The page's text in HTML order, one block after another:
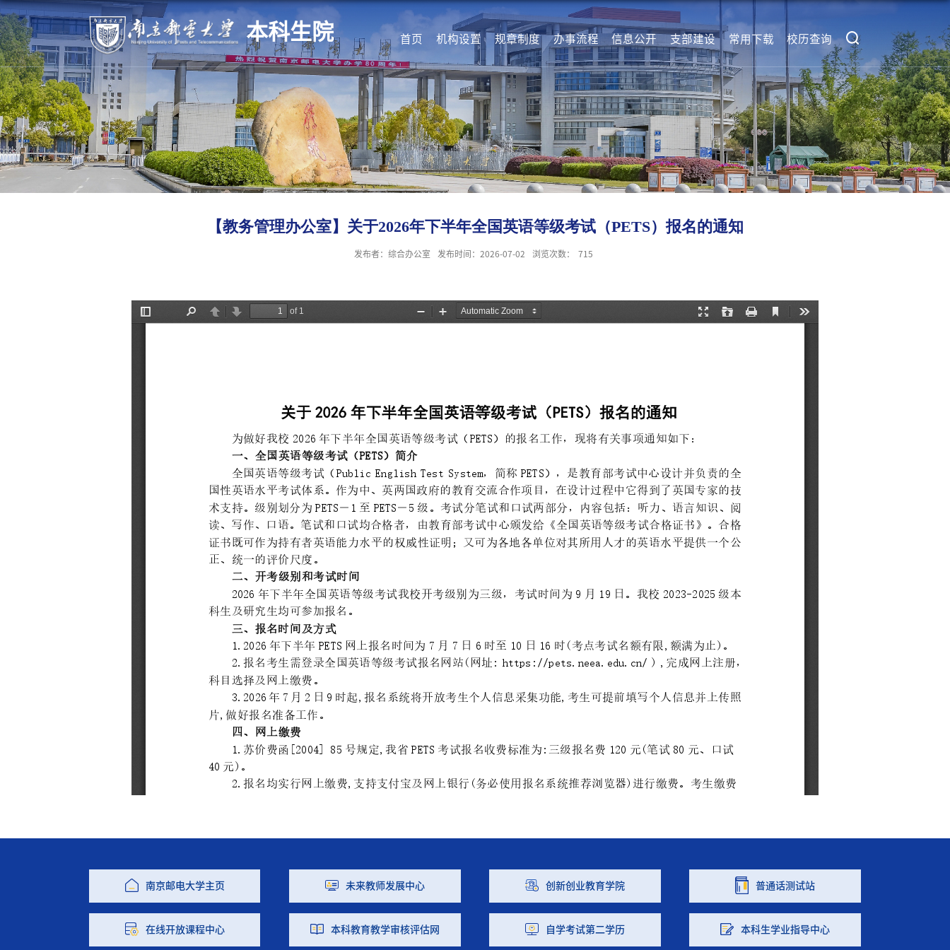
本科生院 首页 机构设置 规章制度 办事流程 信息公开 支部建设 常用下载 校历查询
【教务管理办公室】关于2026年下半年全国英语等级考试（PETS）报名的通知
发布者：综合办公室 发布时间：2026-07-02 浏览次数： 715
南京邮电大学主页 未来教师发展中心 创新创业教育学院 普通话测试站
在线开放课程中心 本科教育教学审核评估网 自学考试第二学历 本科生学业指导中心